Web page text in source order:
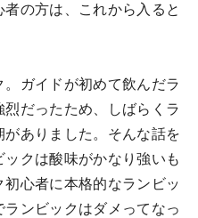
の方は、これから入ると
ガイドが初めて飲んだラ
だったため、しばらくラ
ありました。そんな話を
クは酸味がかなり強いも
心者に本格的なランビッ
ンビックはダメってなっ